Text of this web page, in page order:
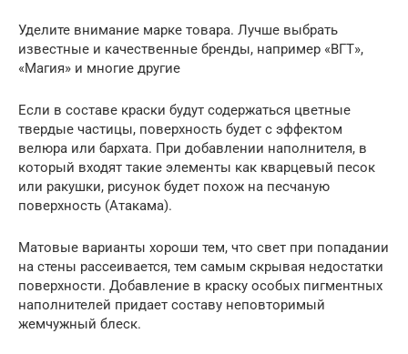
Уделите внимание марке товара. Лучше выбрать
известные и качественные бренды, например «ВГТ»,
«Магия» и многие другие
Если в составе краски будут содержаться цветные
твердые частицы, поверхность будет с эффектом
велюра или бархата. При добавлении наполнителя, в
который входят такие элементы как кварцевый песок
или ракушки, рисунок будет похож на песчаную
поверхность (Атакама).
Матовые варианты хороши тем, что свет при попадании
на стены рассеивается, тем самым скрывая недостатки
поверхности. Добавление в краску особых пигментных
наполнителей придает составу неповторимый
жемчужный блеск.